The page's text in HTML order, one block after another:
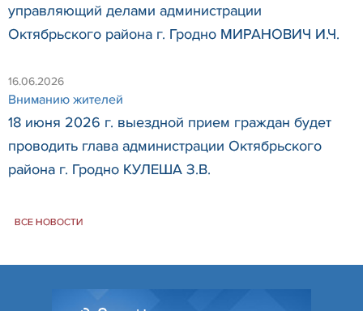
управляющий делами администрации
Октябрьского района г. Гродно МИРАНОВИЧ И.Ч.
16.06.2026
Вниманию жителей
18 июня 2026 г. выездной прием граждан будет
проводить глава администрации Октябрьского
района г. Гродно КУЛЕША З.В.
ВСЕ НОВОСТИ